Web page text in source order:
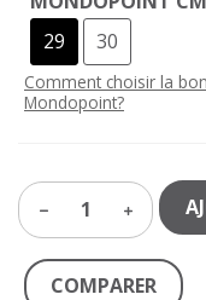
29
30
Comment choisir la
Mondopoint?
1
COMPARER